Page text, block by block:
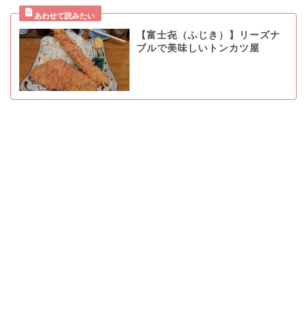
【富士㐂（ふじき）】リーズナ
ブルで美味しいトンカツ屋